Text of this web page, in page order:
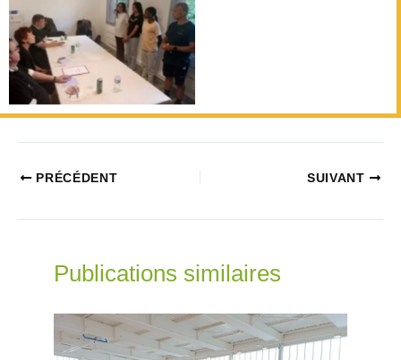
Défi Gourmand 2022
PRÉCÉDENT SUIVANT
Publications similaires